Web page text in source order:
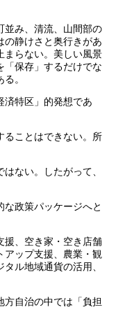
並み、清流、山間部の
の静けさと奥行きがあ
まらない。美しい風景
「保存」するだけでな
。
済特区」的発想であ
ることはできない。所
ない。したがって、
政策パッケージへと
援、空き家・空き店舗
アップ支援、農業・観
ル地域通貨の活用、
方自治の中では「負担